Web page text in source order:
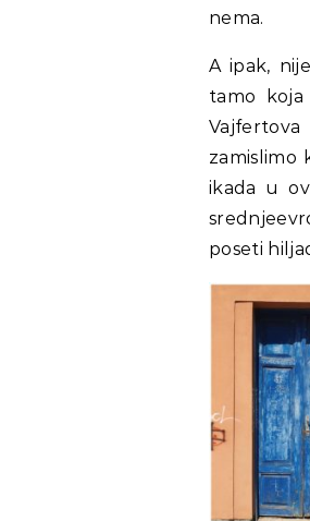
nema.
A ipak,
tamo
zamislimo
ikada u
poseti